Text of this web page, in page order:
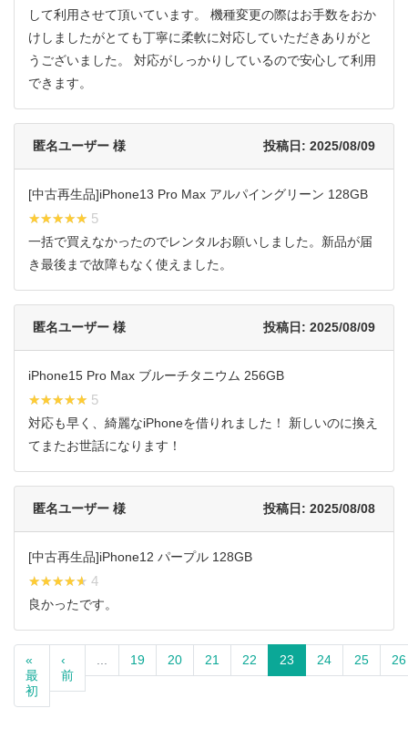
して利用させて頂いています。 機種変更の際はお手数をおか
けしましたがとても丁寧に柔軟に対応していただきありがと
うございました。 対応がしっかりしているので安心して利用
できます。
匿名ユーザー 様 投稿日: 2025/08/09
[中古再生品]iPhone13 Pro Max アルパイングリーン 128GB
★★★★★
★★★★★ 5
一括で買えなかったのでレンタルお願いしました。新品が届
き最後まで故障もなく使えました。
匿名ユーザー 様 投稿日: 2025/08/09
iPhone15 Pro Max ブルーチタニウム 256GB
★★★★★
★★★★★ 5
対応も早く、綺麗なiPhoneを借りれました！ 新しいのに換え
てまたお世話になります！
匿名ユーザー 様 投稿日: 2025/08/08
[中古再生品]iPhone12 パープル 128GB
★★★★★
★★★★★ 4
良かったです。
«
最
初
‹
前
19 20 21 22 23 24 25 26